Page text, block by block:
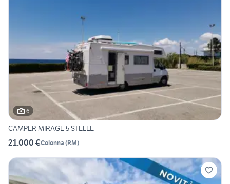
6
CAMPER MIRAGE 5 STELLE
21.000 €Colonna (RM)